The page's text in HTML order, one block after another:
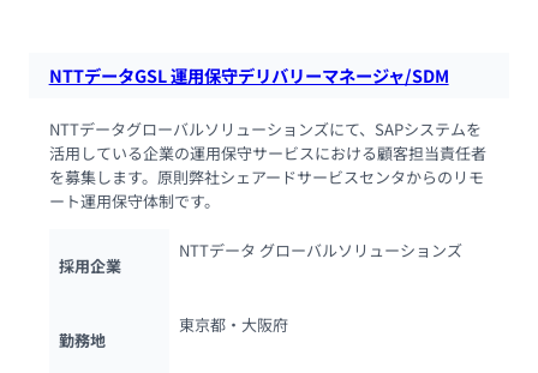
NTTデータGSL 運用保守デリバリーマネージャ/SDM
NTTデータグローバルソリューションズにて、SAPシステムを
活用している企業の運用保守サービスにおける顧客担当責任者
を募集します。原則弊社シェアードサービスセンタからのリモ
ート運用保守体制です。
採用企業
NTTデータ グローバルソリューションズ
勤務地
東京都・大阪府